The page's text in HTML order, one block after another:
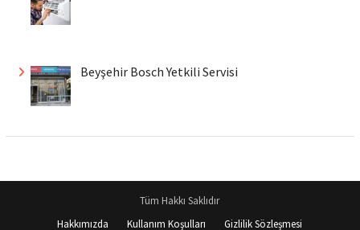
Beyşehir Bosch Yetkili Servisi
Tüm Hakkı Saklıdır
Hakkımızda
Kullanım Koşulları Gizlilik Sözleşmesi